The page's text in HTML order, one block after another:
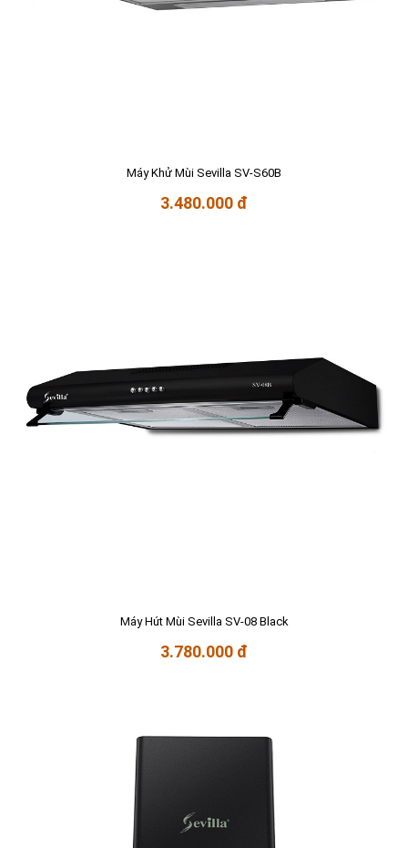
Máy Khử Mùi Sevilla SV-S60B
3.480.000 đ
Máy Hút Mùi Sevilla SV-08 Black
3.780.000 đ